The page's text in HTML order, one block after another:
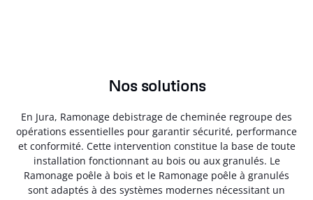
Nos solutions
En Jura, Ramonage debistrage de cheminée regroupe des
opérations essentielles pour garantir sécurité, performance
et conformité. Cette intervention constitue la base de toute
installation fonctionnant au bois ou aux granulés. Le
Ramonage poêle à bois et le Ramonage poêle à granulés
sont adaptés à des systèmes modernes nécessitant un